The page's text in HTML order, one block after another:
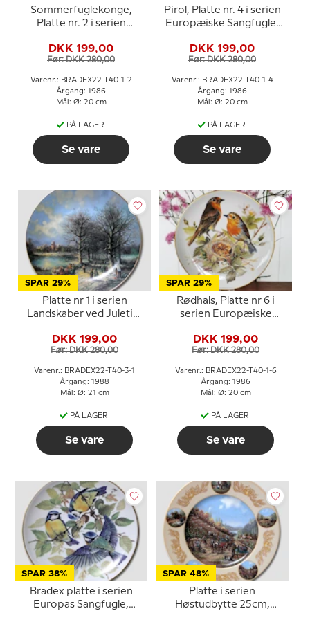
Sommerfuglekonge,
Platte nr. 2 i serien
Tirschenreuth
DKK 199,00
Før: DKK 280,00
Varenr.: BRADEX22-T40-1-2
Årgang: 1986
Mål: Ø: 20 cm
PÅ LAGER
Se vare
Pirol, Platte nr. 4 i serien
Europæiske Sangfugle,
DKK 199,00
Før: DKK 280,00
Varenr.: BRADEX22-T40-1-4
Årgang: 1986
Mål: Ø: 20 cm
PÅ LAGER
Se vare
SPAR 29%
Platte nr 1 i serien
Landskaber ved Juletid,
DKK 199,00
Før: DKK 280,00
Varenr.: BRADEX22-T40-3-1
Årgang: 1988
Mål: Ø: 21 cm
PÅ LAGER
Se vare
SPAR 29%
Rødhals, Platte nr 6 i
serien Europæiske
Tirschenreuth
DKK 199,00
Før: DKK 280,00
Varenr.: BRADEX22-T40-1-6
Årgang: 1986
Mål: Ø: 20 cm
PÅ LAGER
Se vare
SPAR 38%
Bradex platte i serien
Europas Sangfugle,
SPAR 48%
Platte i serien
Høstudbytte 25cm,